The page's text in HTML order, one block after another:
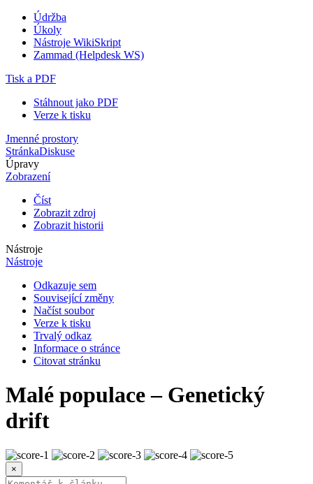
Údržba
Úkoly
Nástroje WikiSkript
Zammad (Helpdesk WS)
Tisk a PDF
Stáhnout jako PDF
Verze k tisku
Jmenné prostory
StránkaDiskuse
Úpravy
Zobrazení
Číst
Zobrazit zdroj
Zobrazit historii
Nástroje
Nástroje
Odkazuje sem
Související změny
Načíst soubor
Verze k tisku
Trvalý odkaz
Informace o stránce
Citovat stránku
Malé populace – Genetický
drift
×